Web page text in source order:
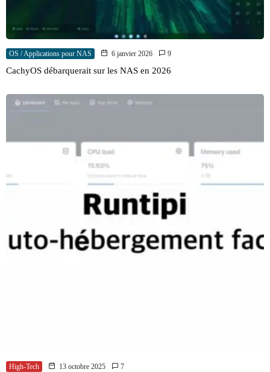
OS / Applications pour NAS 6 janvier 2026 9
CachyOS débarquerait sur les NAS en 2026
High-Tech 13 octobre 2025 7